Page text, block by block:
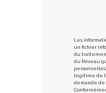
Les
un fichier
du
du Réseau
légitime de
demande de